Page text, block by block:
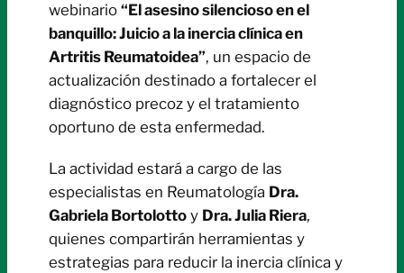
webinario “El asesino silencioso en el
banquillo: Juicio a la inercia clínica en
Artritis Reumatoidea”, un espacio de
actualización destinado a fortalecer el
diagnóstico precoz y el tratamiento
oportuno de esta enfermedad.
La actividad estará a cargo de las
especialistas en Reumatología Dra.
Gabriela Bortolotto y Dra. Julia Riera,
quienes compartirán herramientas y
estrategias para reducir la inercia clínica y